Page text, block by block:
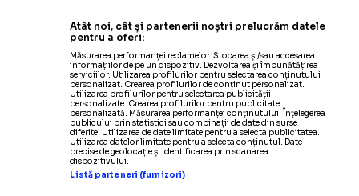
Atât noi, cât și partenerii noștri prelucrăm datele
pentru a oferi:
Măsurarea performanței reclamelor. Stocarea și/sau accesarea
informațiilor de pe un dispozitiv. Dezvoltarea și îmbunătățirea
serviciilor. Utilizarea profilurilor pentru selectarea conținutului
personalizat. Crearea profilurilor de conținut personalizat.
Utilizarea profilurilor pentru selectarea publicității
personalizate. Crearea profilurilor pentru publicitate
personalizată. Măsurarea performanței conținutului. Înțelegerea
publicului prin statistici sau combinații de date din surse
diferite. Utilizarea de date limitate pentru a selecta publicitatea.
Utilizarea datelor limitate pentru a selecta conținutul. Date
precise de geolocație și identificarea prin scanarea
dispozitivului.
Listă parteneri (furnizori)